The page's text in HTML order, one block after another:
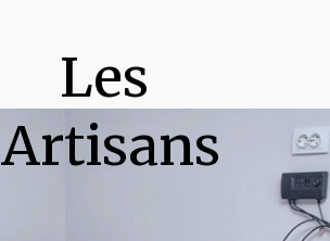
Les
Artisans